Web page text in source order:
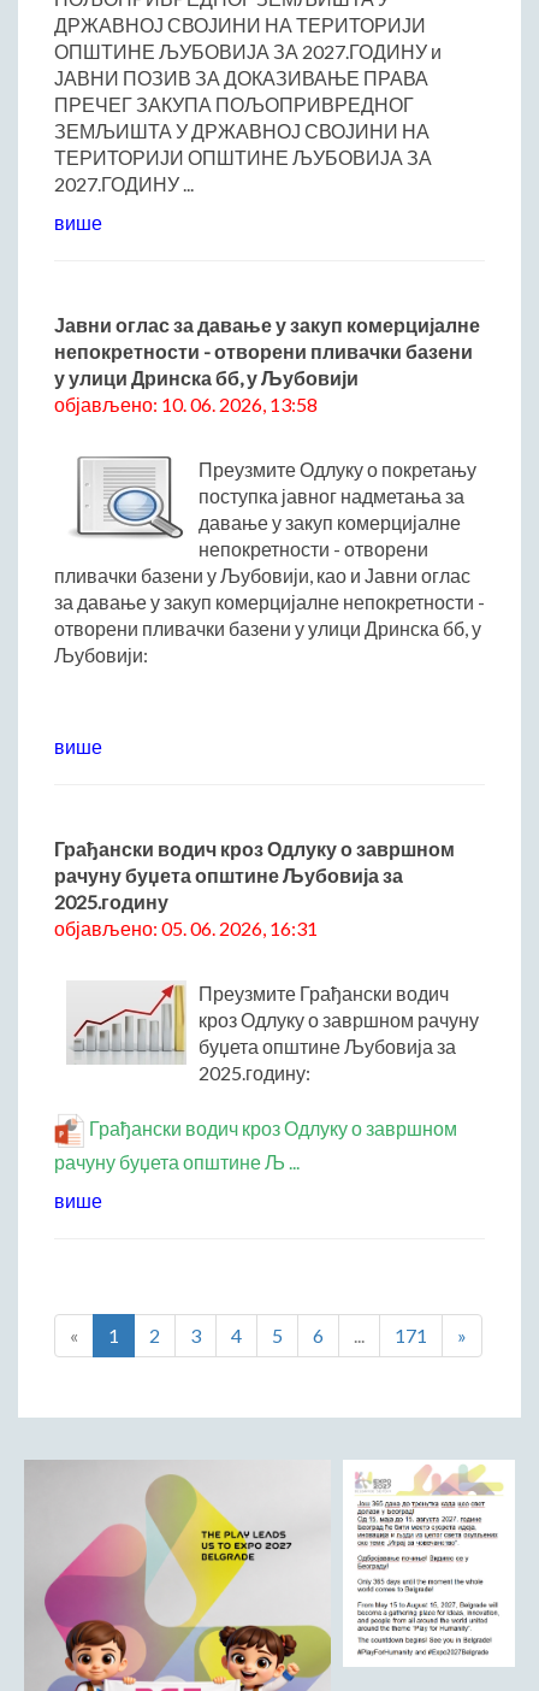
ДРЖАВНОЈ СВОЈИНИ НА ТЕРИТОРИЈИ
ОПШТИНЕ ЉУБОВИЈА ЗА 2027.ГОДИНУ и
ЈАВНИ ПОЗИВ ЗА ДОКАЗИВАЊЕ ПРАВА
ПРЕЧЕГ ЗАКУПА ПОЉОПРИВРЕДНОГ
ЗЕМЉИШТА У ДРЖАВНОЈ СВОЈИНИ НА
ТЕРИТОРИЈИ ОПШТИНЕ ЉУБОВИЈА ЗА
2027.ГОДИНУ ...
више
Јавни оглас за давање у закуп комерцијалне
непокретности - отворени пливачки базени
у улици Дринска бб, у Љубовији
објављено: 10. 06. 2026, 13:58
Преузмите Одлуку о покретању
поступка јавног надметања за
давање у закуп комерцијалне
непокретности - отворени
пливачки базени у Љубовији, као и Јавни оглас
за давање у закуп комерцијалне непокретности -
отворени пливачки базени у улици Дринска бб, у
Љубовији:
више
Грађански водич кроз Одлуку о завршном
рачуну буџета општине Љубовија за
2025.годину
објављено: 05. 06. 2026, 16:31
Преузмите Грађански водич
кроз Одлуку о завршном рачуну
буџета општине Љубовија за
2025.годину:
Грађански водич кроз Одлуку о завршном
рачуну буџета општине Љ ...
више
« 1 2 3 4 5 6 ... 171 »